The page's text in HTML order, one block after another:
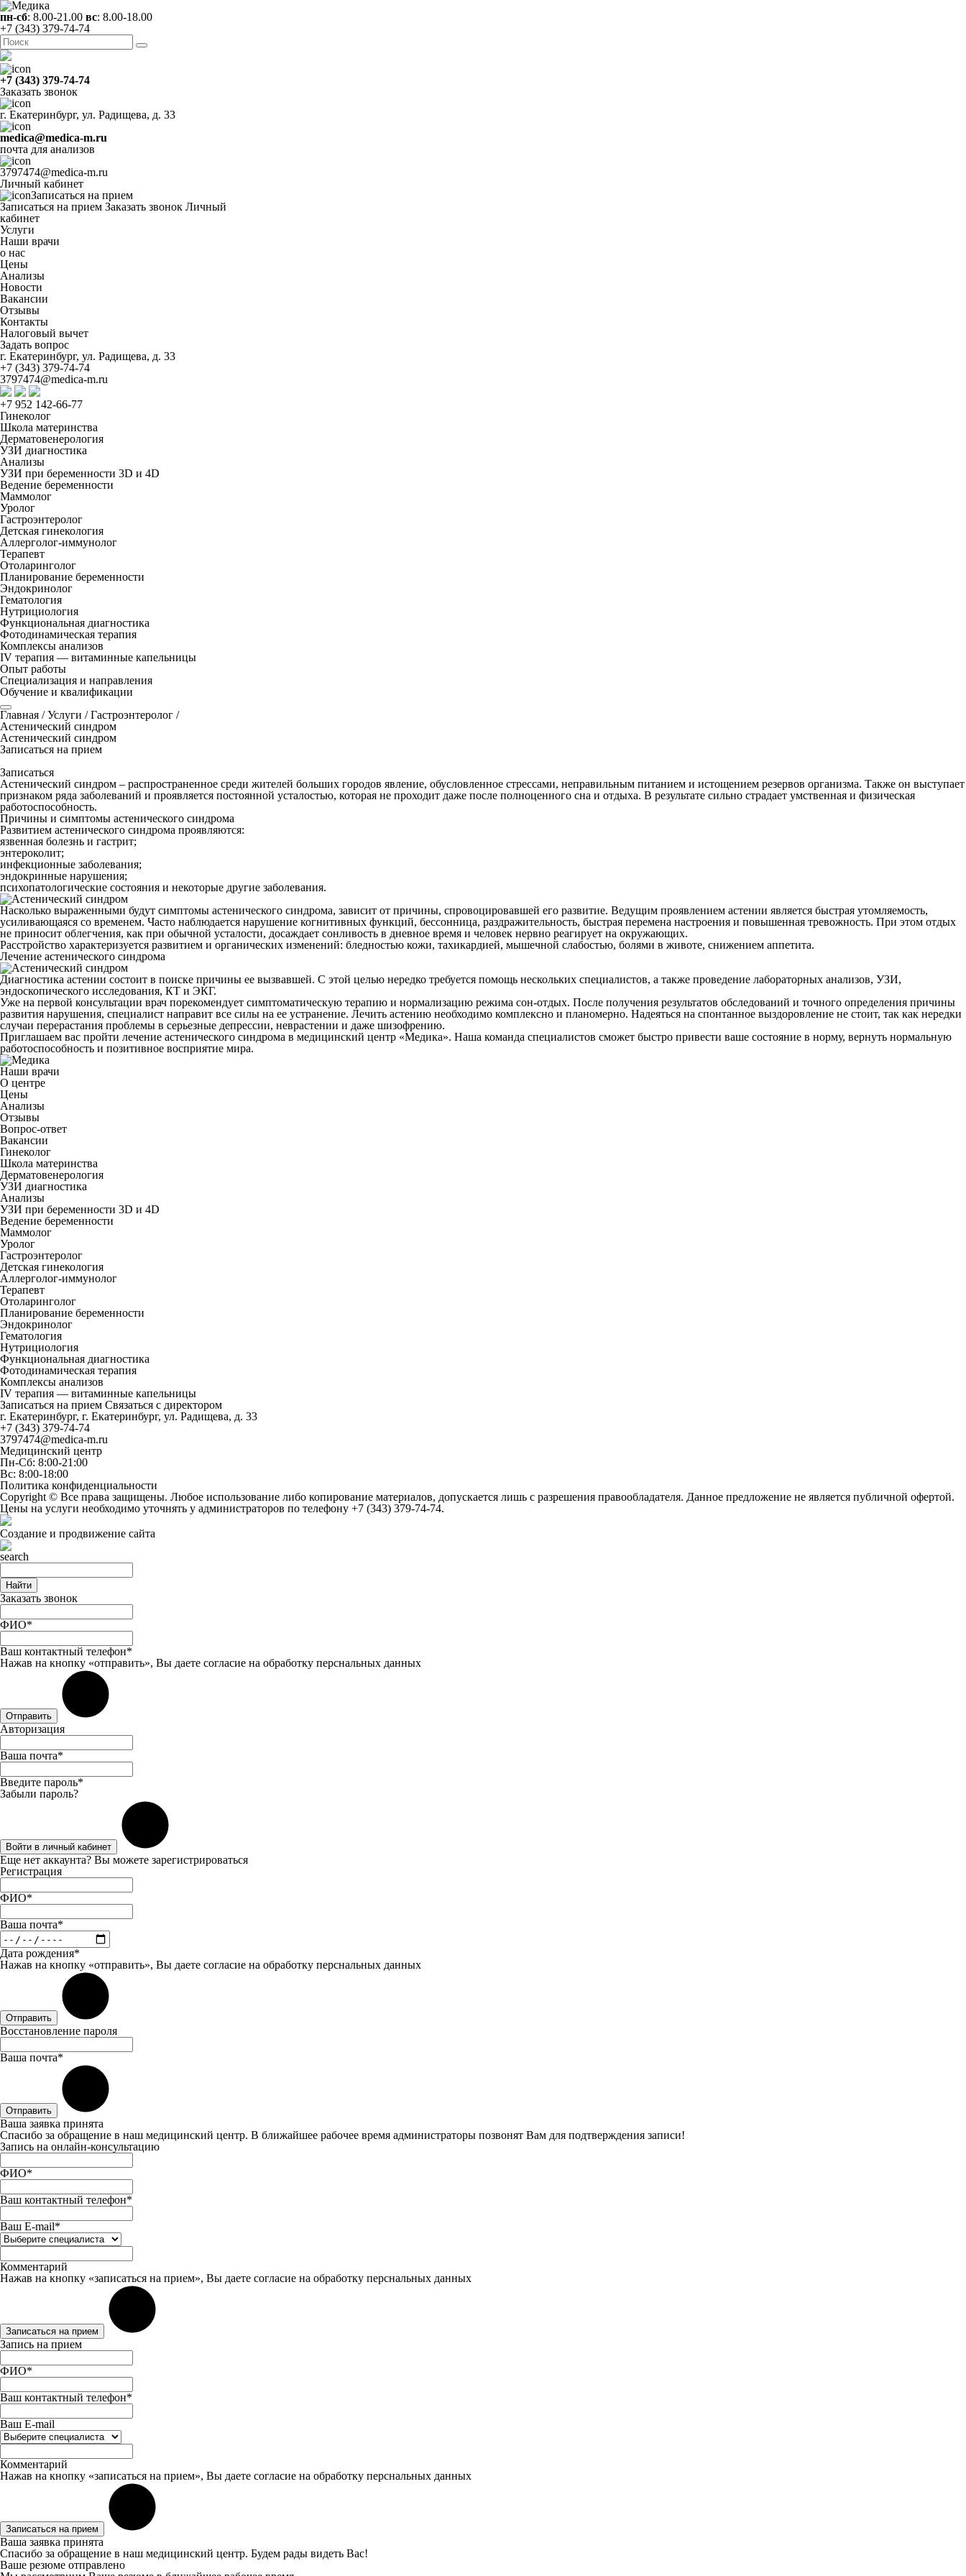
пн-сб: 8.00-21.00 вс: 8.00-18.00
+7 (343) 379-74-74
+7 (343) 379-74-74
Заказать звонок
г. Екатеринбург, ул. Радищева, д. 33
medica@medica-m.ru
почта для анализов
3797474@medica-m.ru
Личный кабинет
Записаться на прием
Записаться на прием Заказать звонок Личный
кабинет
Услуги
Наши врачи
о нас
Цены
Анализы
Новости
Вакансии
Отзывы
Контакты
Налоговый вычет
Задать вопрос
г. Екатеринбург, ул. Радищева, д. 33
+7 (343) 379-74-74
3797474@medica-m.ru
+7 952 142-66-77
Гинеколог
Школа материнства
Дерматовенерология
УЗИ диагностика
Анализы
УЗИ при беременности 3D и 4D
Ведение беременности
Маммолог
Уролог
Гастроэнтеролог
Детская гинекология
Аллерголог-иммунолог
Терапевт
Отоларинголог
Планирование беременности
Эндокринолог
Гематология
Нутрициология
Функциональная диагностика
Фотодинамическая терапия
Комплексы анализов
IV терапия — витаминные капельницы
Опыт работы
Специализация и направления
Обучение и квалификации
Главная /Услуги /Гастроэнтеролог /
Астенический синдром
Астенический синдром
Записаться на прием
Записаться
Астенический синдром – распространенное среди жителей больших городов явление, обусловленное стрессами, неправильным питанием и истощением резервов организма. Также он выступает
признаком ряда заболеваний и проявляется постоянной усталостью, которая не проходит даже после полноценного сна и отдыха. В результате сильно страдает умственная и физическая
работоспособность.
Причины и симптомы астенического синдрома
Развитием астенического синдрома проявляются:
язвенная болезнь и гастрит;
энтероколит;
инфекционные заболевания;
эндокринные нарушения;
психопатологические состояния и некоторые другие заболевания.
Насколько выраженными будут симптомы астенического синдрома, зависит от причины, спровоцировавшей его развитие. Ведущим проявлением астении является быстрая утомляемость,
усиливающаяся со временем. Часто наблюдается нарушение когнитивных функций, бессонница, раздражительность, быстрая перемена настроения и повышенная тревожность. При этом отдых
не приносит облегчения, как при обычной усталости, досаждает сонливость в дневное время и человек нервно реагирует на окружающих.
Расстройство характеризуется развитием и органических изменений: бледностью кожи, тахикардией, мышечной слабостью, болями в животе, снижением аппетита.
Лечение астенического синдрома
Диагностика астении состоит в поиске причины ее вызвавшей. С этой целью нередко требуется помощь нескольких специалистов, а также проведение лабораторных анализов, УЗИ,
эндоскопического исследования, КТ и ЭКГ.
Уже на первой консультации врач порекомендует симптоматическую терапию и нормализацию режима сон-отдых. После получения результатов обследований и точного определения причины
развития нарушения, специалист направит все силы на ее устранение. Лечить астению необходимо комплексно и планомерно. Надеяться на спонтанное выздоровление не стоит, так как нередки
случаи перерастания проблемы в серьезные депрессии, неврастении и даже шизофрению.
Приглашаем вас пройти лечение астенического синдрома в медицинский центр «Медика». Наша команда специалистов сможет быстро привести ваше состояние в норму, вернуть нормальную
работоспособность и позитивное восприятие мира.
Наши врачи
О центре
Цены
Анализы
Отзывы
Вопрос-ответ
Вакансии
Гинеколог
Школа материнства
Дерматовенерология
УЗИ диагностика
Анализы
УЗИ при беременности 3D и 4D
Ведение беременности
Маммолог
Уролог
Гастроэнтеролог
Детская гинекология
Аллерголог-иммунолог
Терапевт
Отоларинголог
Планирование беременности
Эндокринолог
Гематология
Нутрициология
Функциональная диагностика
Фотодинамическая терапия
Комплексы анализов
IV терапия — витаминные капельницы
Записаться на прием Связаться с директором
г. Екатеринбург, г. Екатеринбург, ул. Радищева, д. 33
+7 (343) 379-74-74
3797474@medica-m.ru
Медицинский центр
Пн-Сб: 8:00-21:00
Вс: 8:00-18:00
Политика конфиденциальности
Copyright © Все права защищены. Любое использование либо копирование материалов, допускается лишь с разрешения правообладателя. Данное предложение не является публичной офертой.
Цены на услуги необходимо уточнять у администраторов по телефону +7 (343) 379-74-74.
Создание и продвижение сайта
Найти
Заказать звонок
ФИО*
Ваш контактный телефон*
Нажав на кнопку «отправить», Вы даете согласие на обработку перснальных данных
Отправить
Авторизация
Ваша почта*
Введите пароль*
Забыли пароль?
Войти в личный кабинет
Еще нет аккаунта? Вы можете зарегистрироваться
Регистрация
ФИО*
Ваша почта*
Дата рождения*
Нажав на кнопку «отправить», Вы даете согласие на обработку перснальных данных
Отправить
Восстановление пароля
Ваша почта*
Отправить
Ваша заявка принята
Спасибо за обращение в наш медицинский центр. В ближайшее рабочее время администраторы позвонят Вам для подтверждения записи!
Запись на онлайн-консультацию
ФИО*
Ваш контактный телефон*
Ваш E-mail*
Комментарий
Нажав на кнопку «записаться на прием», Вы даете согласие на обработку перснальных данных
Записаться на прием
Запись на прием
ФИО*
Ваш контактный телефон*
Ваш E-mail
Комментарий
Нажав на кнопку «записаться на прием», Вы даете согласие на обработку перснальных данных
Записаться на прием
Ваша заявка принята
Спасибо за обращение в наш медицинский центр. Будем рады видеть Вас!
Ваше резюме отправлено